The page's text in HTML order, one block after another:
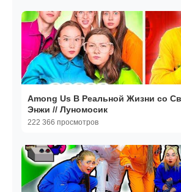
Among Us В Реальной Жизни со
Энжи // Луномосик
222 366 просмотров